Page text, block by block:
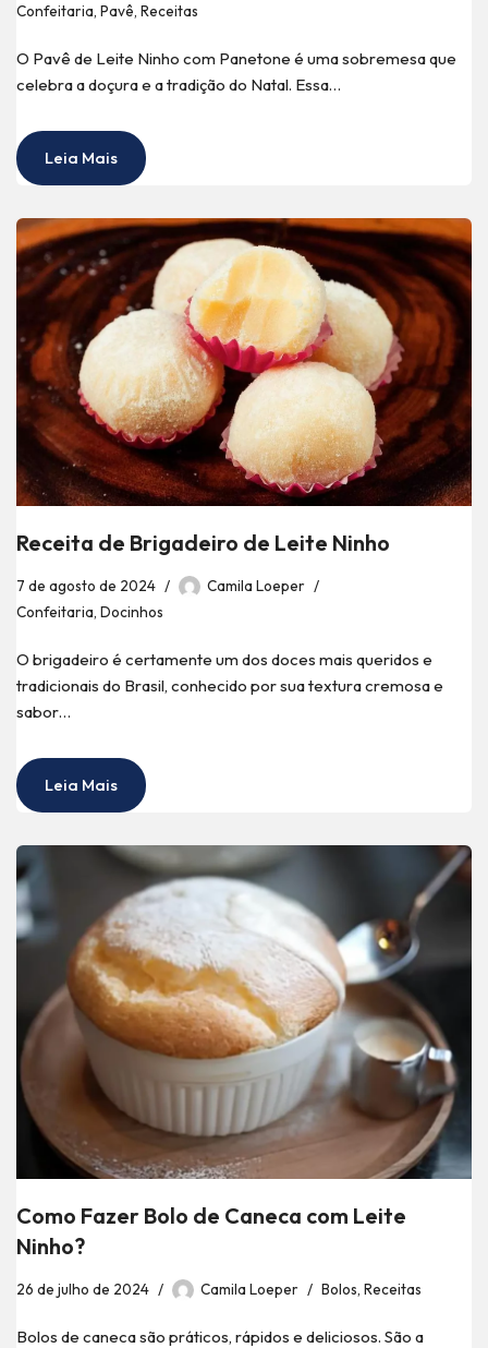
Confeitaria, Pavê, Receitas
O Pavê de Leite Ninho com Panetone é uma sobremesa que
celebra a doçura e a tradição do Natal. Essa…
Leia Mais
Receita de Brigadeiro de Leite Ninho
7 de agosto de 2024
Camila Loeper
Confeitaria, Docinhos
O brigadeiro é certamente um dos doces mais queridos e
tradicionais do Brasil, conhecido por sua textura cremosa e
sabor…
Leia Mais
Como Fazer Bolo de Caneca com Leite
Ninho?
26 de julho de 2024 Camila Loeper Bolos, Receitas
Bolos de caneca são práticos, rápidos e deliciosos. São a